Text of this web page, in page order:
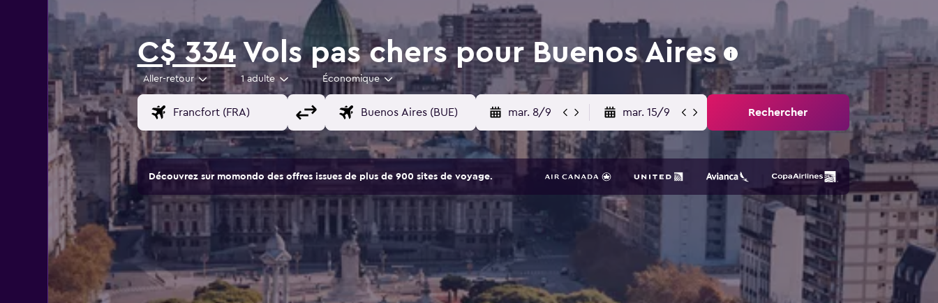
C$ 334Vols pas chers pour Buenos Aires
Aller-retour 1 adulte Économique
mar. 8/9 mar. 15/9 Rechercher
Découvrez sur momondo des offres issues de plus de 900 sites de voyage.